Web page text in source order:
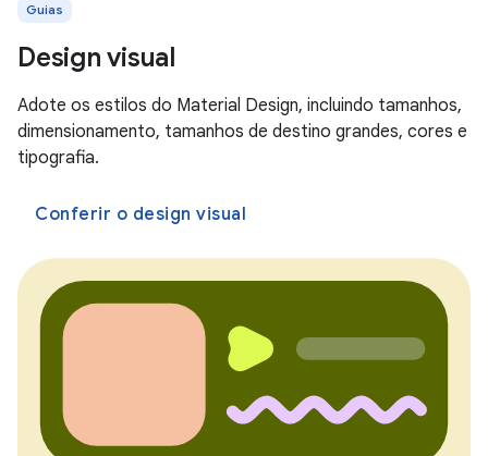
Guias
Design visual
Adote os estilos do Material Design, incluindo tamanhos,
dimensionamento, tamanhos de destino grandes, cores e
tipografia.
Conferir o design visual